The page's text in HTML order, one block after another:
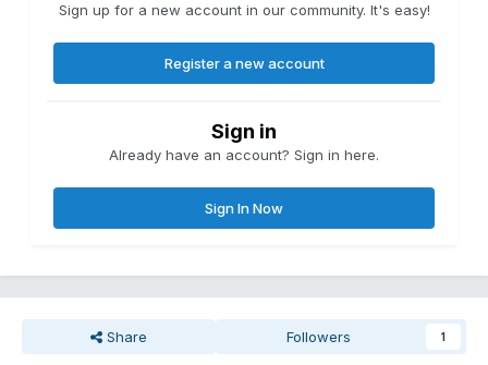
Sign up for a new account in our community. It's easy!
Register a new account
Sign in
Already have an account? Sign in here.
Sign In Now
Share Followers 1